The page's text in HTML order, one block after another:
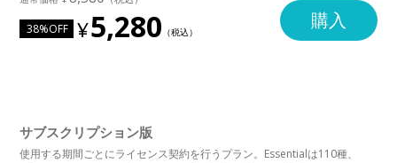
38%OFF 5,280 購入
サブスクリプション版
使用する期間ごとにライセンス契約を行うプラン。Essentialは110種、